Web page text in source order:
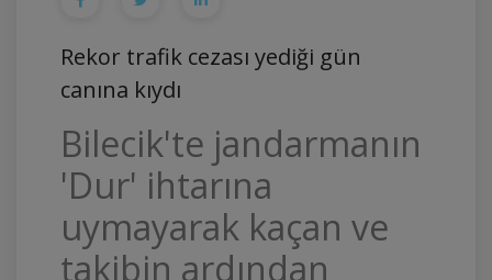
Rekor trafik cezası yediği gün
canına kıydı
Bilecik'te jandarmanın
'Dur' ihtarına
uymayarak kaçan ve
takibin ardından